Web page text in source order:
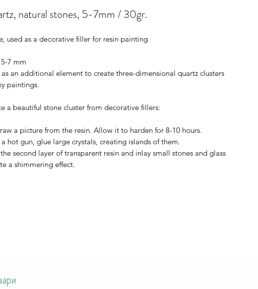
natural stones, 5-7mm / 30gr.
used as a decorative filler for resin painting
7 mm
an additional element to create three-dimensional quartz clusters
paintings.
a beautiful stone cluster from decorative fillers:
a picture from the resin. Allow it to harden for 8-10 hours.
a hot gun, glue large crystals, creating islands of them.
second layer of transparent resin and inlay small stones and glass
a shimmering effect.